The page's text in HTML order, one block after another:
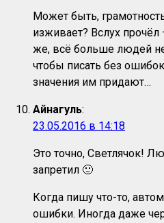
Может быть,
изживает? Вслух
же, всё больше людей не
чтобы писать без
значения им придают…
Айнагуль:
23.05.2016 в 14:18
Это точно, Светлячок!
запретил 🙂
Когда пишу что-то,
ошибки. Иногда даже